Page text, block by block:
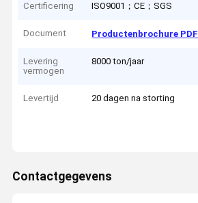
Certificering ISO9001；CE；SGS
Document Productenbrochure PDF
Levering
vermogen
8000 ton/jaar
Levertijd 20 dagen na storting
Contactgegevens